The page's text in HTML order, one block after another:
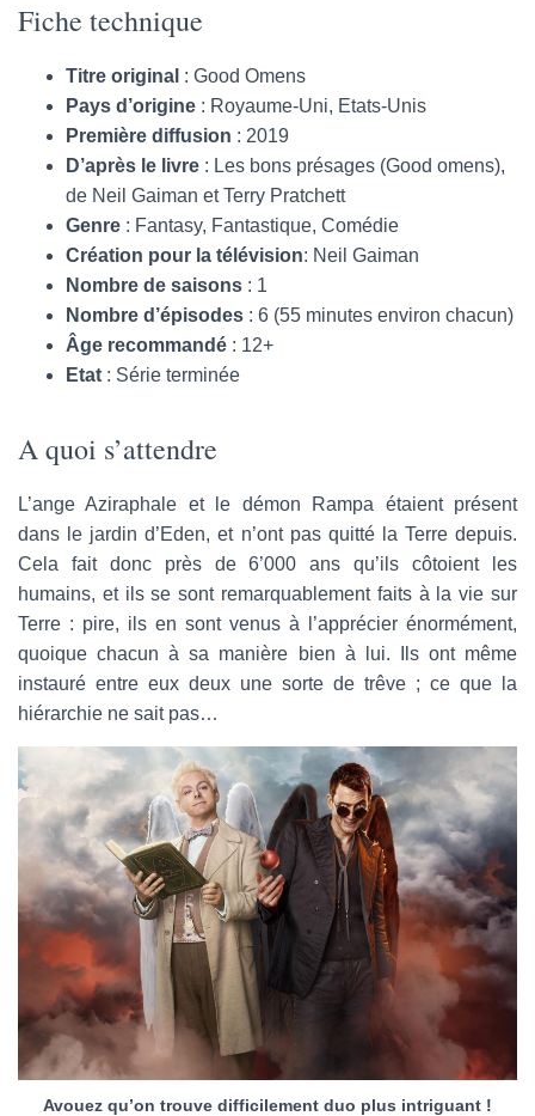
Fiche technique
Titre original : Good Omens
Pays d’origine : Royaume-Uni, Etats-Unis
Première diffusion : 2019
D’après le livre : Les bons présages (Good omens),
de Neil Gaiman et Terry Pratchett
Genre : Fantasy, Fantastique, Comédie
Création pour la télévision: Neil Gaiman
Nombre de saisons : 1
Nombre d’épisodes : 6 (55 minutes environ chacun)
Âge recommandé : 12+
Etat : Série terminée
A quoi s’attendre
L’ange Aziraphale et le démon Rampa étaient présent
dans le jardin d’Eden, et n’ont pas quitté la Terre depuis.
Cela fait donc près de 6’000 ans qu’ils côtoient les
humains, et ils se sont remarquablement faits à la vie sur
Terre : pire, ils en sont venus à l’apprécier énormément,
quoique chacun à sa manière bien à lui. Ils ont même
instauré entre eux deux une sorte de trêve ; ce que la
hiérarchie ne sait pas…
Avouez qu’on trouve difficilement duo plus intriguant !